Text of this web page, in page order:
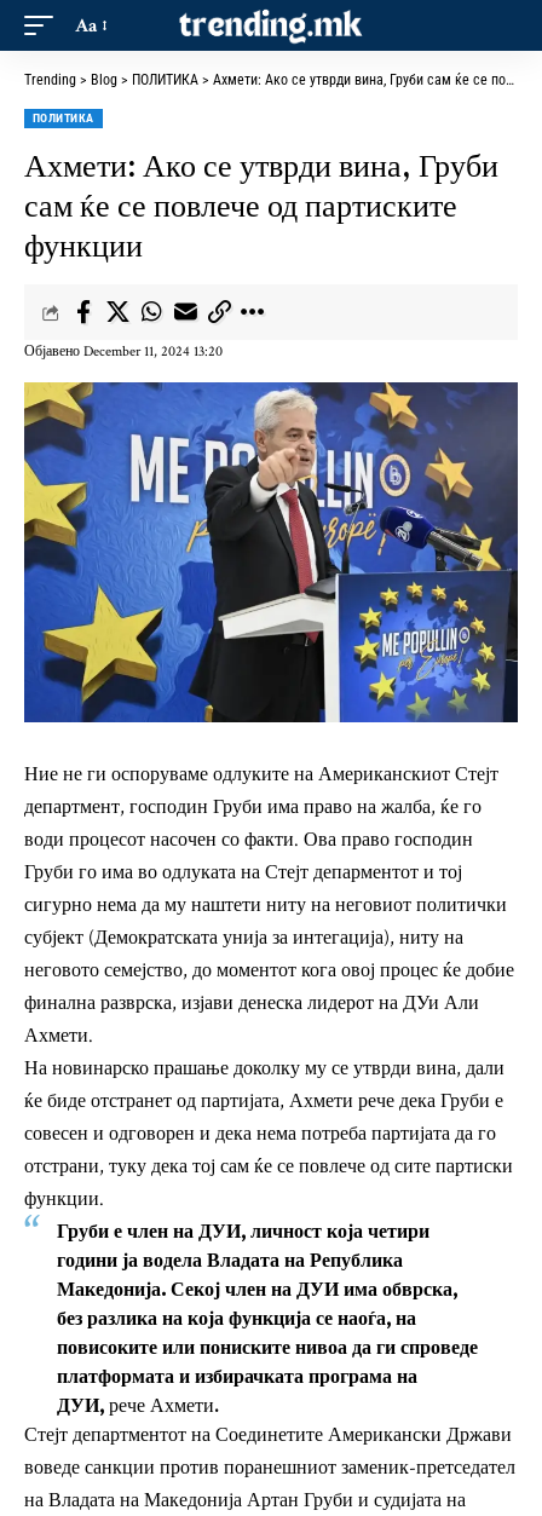
Aa
Trending > Blog > ПОЛИТИКА > Ахмети: Ако се утврди вина, Груби сам ќе се повлече од партиските функции
ПОЛИТИКА
Ахмети: Ако се утврди вина, Груби
сам ќе се повлече од партиските
функции
Објавено December 11, 2024 13:20
Ние не ги оспоруваме одлуките на Американскиот Стејт
департмент, господин Груби има право на жалба, ќе го
води процесот насочен со факти. Ова право господин
Груби го има во одлуката на Стејт депарментот и тој
сигурно нема да му наштети ниту на неговиот политички
субјект (Демократската унија за интегација), ниту на
неговото семејство, до моментот кога овој процес ќе добие
финална разврска, изјави денеска лидерот на ДУи Али
Ахмети.
На новинарско прашање доколку му се утврди вина, дали
ќе биде отстранет од партијата, Ахмети рече дека Груби е
совесен и одговорен и дека нема потреба партијата да го
отстрани, туку дека тој сам ќе се повлече од сите партиски
функции.
Груби е член на ДУИ, личност која четири
години ја водела Владата на Република
Македонија. Секој член на ДУИ има обврска,
без разлика на која функција се наоѓа, на
повисоките или пониските нивоа да ги спроведе
платформата и избирачката програма на
ДУИ,рече Ахмети.
Стејт департментот на Соединетите Американски Држави
воведе санкции против поранешниот заменик-претседател
на Владата на Македонија Артан Груби и судијата на